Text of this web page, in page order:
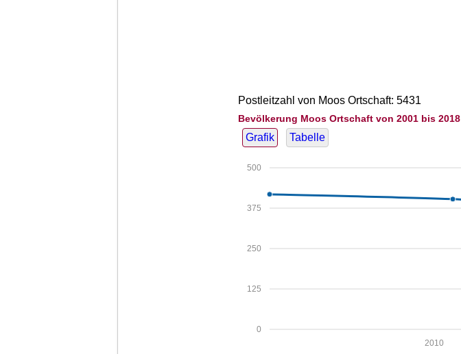
Postleitzahl von Moos Ortschaft: 5431
Bevölkerung Moos Ortschaft von 2001 bis 2018
Grafik Tabelle
0
125
250
375
500
2010